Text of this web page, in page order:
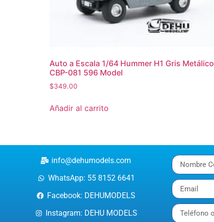
Auto a Escala 1/64 Hummer H1 Gris Metálico
CBP-081 596 Model
$349.00
Añadir al carrito
info@dehumodels.com
WhatsApp: 55 8152 6641
Facebook: DEHUMODELS
Instagram: DEHU MODELS